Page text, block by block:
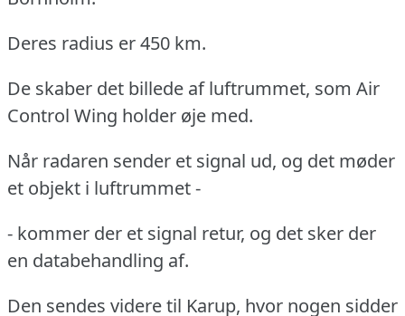
Deres radius er 450 km.
De skaber det billede af luftrummet, som Air
Control Wing holder øje med.
Når radaren sender et signal ud, og det møder
et objekt i luftrummet -
- kommer der et signal retur, og det sker der
en databehandling af.
Den sendes videre til Karup, hvor nogen sidder